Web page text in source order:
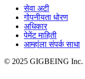
सेवा अटी
गोपनीयता धोरण
अधिकार
पेमेंट माहिती
आम्हांला संपर्क साधा
© 2025 GIGBEING Inc.